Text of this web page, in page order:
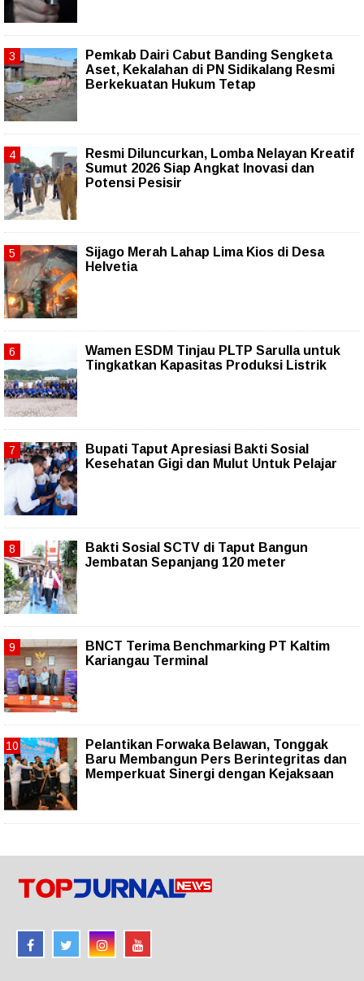
Pemkab Dairi Cabut Banding Sengketa
Aset, Kekalahan di PN Sidikalang Resmi
Berkekuatan Hukum Tetap
Resmi Diluncurkan, Lomba Nelayan Kreatif
Sumut 2026 Siap Angkat Inovasi dan
Potensi Pesisir
Sijago Merah Lahap Lima Kios di Desa
Helvetia
Wamen ESDM Tinjau PLTP Sarulla untuk
Tingkatkan Kapasitas Produksi Listrik
Bupati Taput Apresiasi Bakti Sosial
Kesehatan Gigi dan Mulut Untuk Pelajar
Bakti Sosial SCTV di Taput Bangun
Jembatan Sepanjang 120 meter
BNCT Terima Benchmarking PT Kaltim
Kariangau Terminal
Pelantikan Forwaka Belawan, Tonggak
Baru Membangun Pers Berintegritas dan
Memperkuat Sinergi dengan Kejaksaan